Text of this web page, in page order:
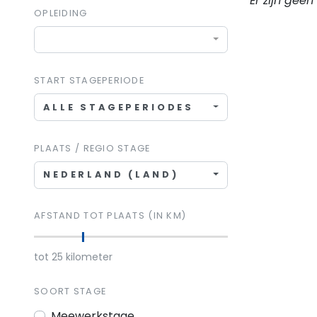
OPLEIDING
START STAGEPERIODE
ALLE STAGEPERIODES
PLAATS / REGIO STAGE
NEDERLAND (LAND)
AFSTAND TOT PLAATS (IN KM)
tot 25 kilometer
SOORT STAGE